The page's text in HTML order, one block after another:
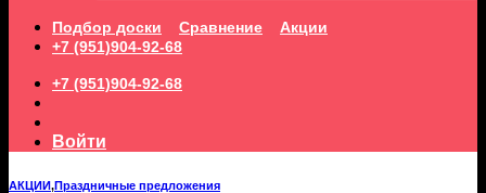
Подбор доски Сравнение
Акции
+7 (951)904-92-68
+7 (951)904-92-68
Войти
АКЦИИ,Праздничные предложения